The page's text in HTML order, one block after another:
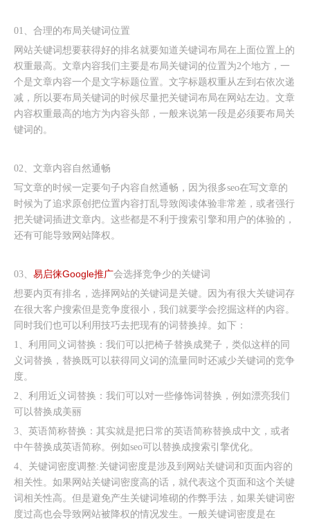
01、合理的布局关键词位置
网站关键词想要获得好的排名就要知道关键词布局在上面位置上的
权重最高。文章内容我们主要是布局关键词的位置为2个地方，一
个是文章内容一个是文字标题位置。文字标题权重从左到右依次递
减，所以要布局关键词的时候尽量把关键词布局在网站左边。文章
内容权重最高的地方为内容头部，一般来说第一段是必须要布局关
键词的。
02、文章内容自然通畅
写文章的时候一定要句子内容自然通畅，因为很多seo在写文章的
时候为了追求原创把位置内容打乱导致阅读体验非常差，或者强行
把关键词插进文章内。这些都是不利于搜索引擎和用户的体验的，
还有可能导致网站降权。
03、 易启徕Google推广会选择竞争少的关键词
想要内页有排名，选择网站的关键词是关键。因为有很大关键词存
在很大客户搜索但是竞争度很小，我们就要学会挖掘这样的内容。
同时我们也可以利用技巧去把现有的词替换掉。如下：
1、利用同义词替换：我们可以把椅子替换成凳子，类似这样的同
义词替换，替换既可以获得同义词的流量同时还减少关键词的竞争
度。
2、利用近义词替换：我们可以对一些修饰词替换，例如漂亮我们
可以替换成美丽
3、英语简称替换：其实就是把日常的英语简称替换成中文，或者
中午替换成英语简称。例如seo可以替换成搜索引擎优化。
4、关键词密度调整:关键词密度是涉及到网站关键词和页面内容的
相关性。如果网站关键词密度高的话，就代表这个页面和这个关键
词相关性高。但是避免产生关键词堆砌的作弊手法，如果关键词密
度过高也会导致网站被降权的情况发生。一般关键词密度是在